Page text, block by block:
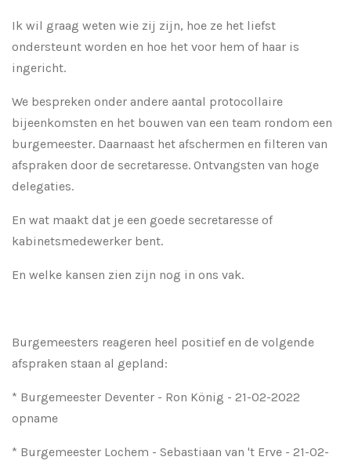
Ik wil graag weten wie zij zijn, hoe ze het liefst
ondersteunt worden en hoe het voor hem of haar is
ingericht.
We bespreken onder andere aantal protocollaire
bijeenkomsten en het bouwen van een team rondom een
burgemeester. Daarnaast het afschermen en filteren van
afspraken door de secretaresse. Ontvangsten van hoge
delegaties.
En wat maakt dat je een goede secretaresse of
kabinetsmedewerker bent.
En welke kansen zien zijn nog in ons vak.
Burgemeesters reageren heel positief en de volgende
afspraken staan al gepland:
* Burgemeester Deventer - Ron König - 21-02-2022
opname
* Burgemeester Lochem - Sebastiaan van 't Erve - 21-02-